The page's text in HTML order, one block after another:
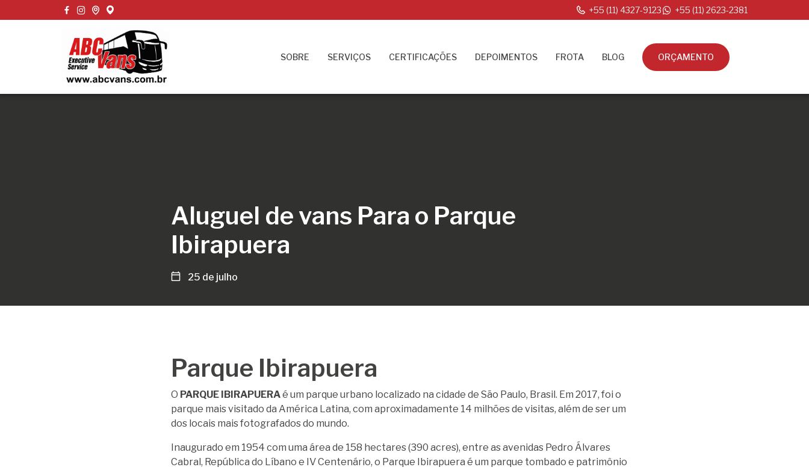
+55 (11) 4327-9123 +55 (11) 2623-2381
SOBRE SERVIÇOS CERTIFICAÇÕES DEPOIMENTOS FROTA BLOG ORÇAMENTO
Aluguel de vans Para o Parque
Ibirapuera
25 de julho
Parque Ibirapuera
O PARQUE IBIRAPUERAé um parque urbano localizado na cidade de São Paulo, Brasil. Em 2017, foi o
parque mais visitado da América Latina, com aproximadamente 14 milhões de visitas, além de ser um
dos locais mais fotografados do mundo.
Inaugurado em 1954 com uma área de 158 hectares (390 acres), entre as avenidas Pedro Álvares
Cabral, República do Líbano e IV Centenário, o Parque Ibirapuera é um parque tombado e patrimônio